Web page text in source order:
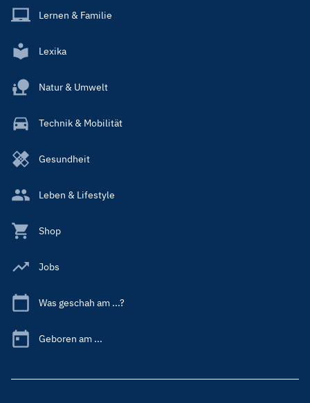
Lernen & Familie
Lexika
Natur & Umwelt
Technik & Mobilität
Gesundheit
Leben & Lifestyle
Shop
Jobs
Was geschah am ...?
Geboren am ...